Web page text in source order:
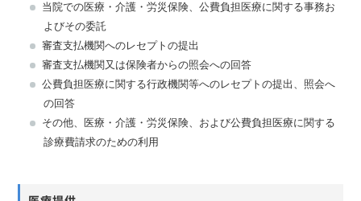
当院での医療・介護・労災保険、公費負担医療に関する事務お
よびその委託
審査支払機関へのレセプトの提出
審査支払機関又は保険者からの照会への回答
公費負担医療に関する行政機関等へのレセプトの提出、照会へ
の回答
その他、医療・介護・労災保険、および公費負担医療に関する
診療費請求のための利用